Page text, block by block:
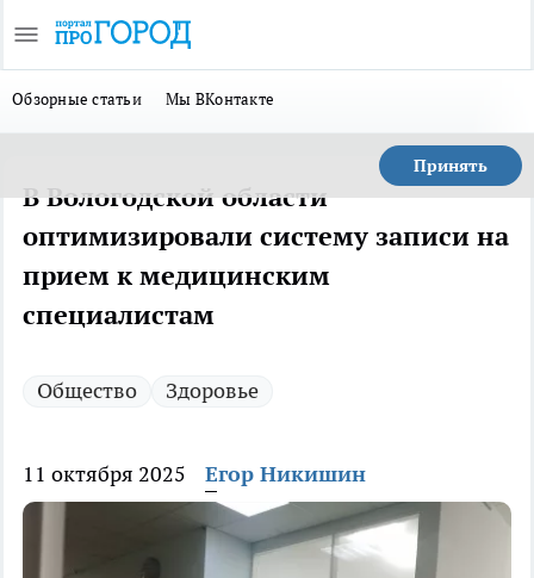
Обзорные статьи Мы ВКонтакте
Принять
В Вологодской области
оптимизировали систему записи на
прием к медицинским
специалистам
Общество Здоровье
11 октября 2025 Егор Никишин